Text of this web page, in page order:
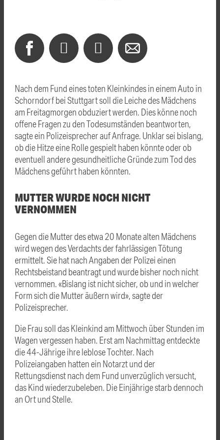
Nach dem Fund eines toten Kleinkindes in einem Auto in
Schorndorf bei Stuttgart soll die Leiche des Mädchens
am Freitagmorgen obduziert werden. Dies könne noch
offene Fragen zu den Todesumständen beantworten,
sagte ein Polizeisprecher auf Anfrage. Unklar sei bislang,
ob die Hitze eine Rolle gespielt haben könnte oder ob
eventuell andere gesundheitliche Gründe zum Tod des
Mädchens geführt haben könnten.
MUTTER WURDE NOCH NICHT
VERNOMMEN
Gegen die Mutter des etwa 20 Monate alten Mädchens
wird wegen des Verdachts der fahrlässigen Tötung
ermittelt. Sie hat nach Angaben der Polizei einen
Rechtsbeistand beantragt und wurde bisher noch nicht
vernommen. «Bislang ist nicht sicher, ob und in welcher
Form sich die Mutter äußern wird», sagte der
Polizeisprecher.
Die Frau soll das Kleinkind am Mittwoch über Stunden im
Wagen vergessen haben. Erst am Nachmittag entdeckte
die 44-Jährige ihre leblose Tochter. Nach
Polizeiangaben hatten ein Notarzt und der
Rettungsdienst nach dem Fund unverzüglich versucht,
das Kind wiederzubeleben. Die Einjährige starb dennoch
an Ort und Stelle.